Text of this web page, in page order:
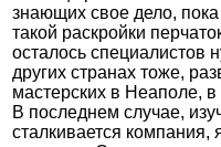
знающих свое дело,
такой раскройки
осталось специалистов
других странах тоже,
мастерских в Неаполе, в
В последнем случае,
сталкивается